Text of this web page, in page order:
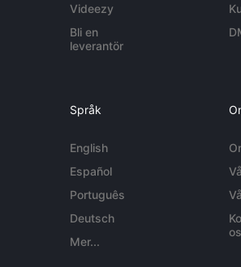
Videezy
Bli en
leverantör
Språk
English
Español
Português
Deutsch
Mer...